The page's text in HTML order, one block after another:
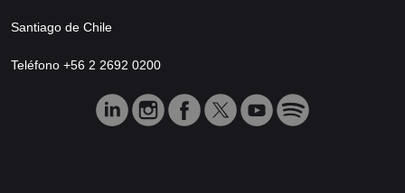
Santiago de Chile
Teléfono +56 2 2692 0200